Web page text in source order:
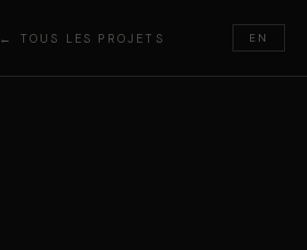
← TOUS LES PROJETS EN